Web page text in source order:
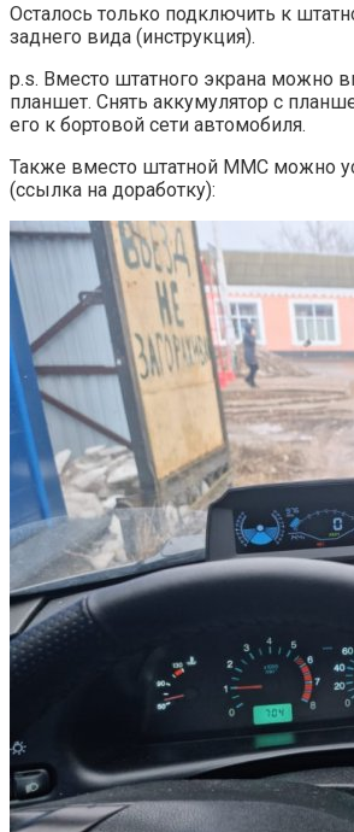
Осталось только подключить к
заднего вида (инструкция).
p.s. Вместо штатного экрана можно
планшет. Снять аккумулятор с
его к бортовой сети автомобиля.
Также вместо штатной ММС можно
(ссылка на доработку):